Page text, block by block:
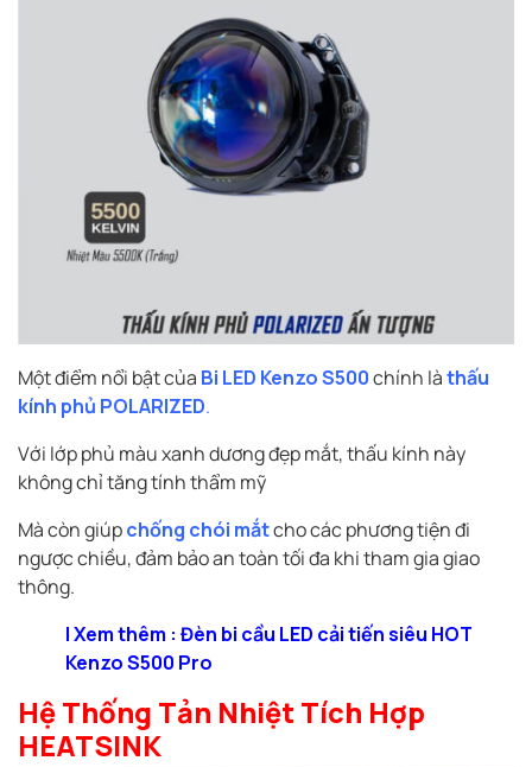
Một điểm nổi bật của Bi LED Kenzo S500chính làthấu
kính phủ POLARIZED.
Với lớp phủ màu xanh dương đẹp mắt, thấu kính này
không chỉ tăng tính thẩm mỹ
Mà còn giúpchống chói mắtcho các phương tiện đi
ngược chiều, đảm bảo an toàn tối đa khi tham gia giao
thông.
| Xem thêm : Đèn bi cầu LED cải tiến siêu HOT
Kenzo S500 Pro
Hệ Thống Tản Nhiệt Tích Hợp
HEATSINK